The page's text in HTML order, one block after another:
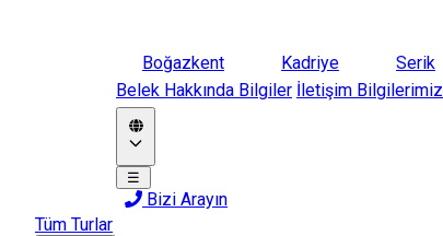
Boğazkent Kadriye
Serik
Belek Hakkında Bilgiler İletişim Bilgilerimiz
☰
Bizi Arayın
Tüm Turlar